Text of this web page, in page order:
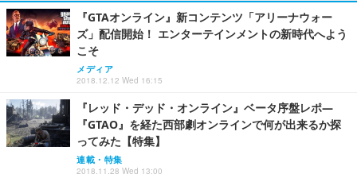
『GTAオンライン』新コンテンツ「アリーナウォー
ズ」配信開始！ エンターテインメントの新時代へよう
こそ
メディア
2018.12.12 Wed 16:15
『レッド・デッド・オンライン』ベータ序盤レポ―
『GTAO』を経た西部劇オンラインで何が出来るか探
ってみた【特集】
連載・特集
2018.11.28 Wed 13:00